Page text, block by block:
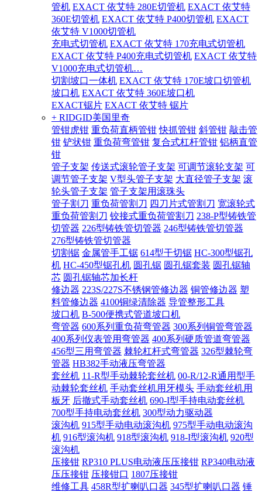
管机 EXACT 依艾特 280E切管机 EXACT 依艾特
360E切管机 EXACT 依艾特 P400切管机 EXACT
依艾特 V1000切管机
充电式切管机 EXACT 依艾特 170充电式切管机
EXACT 依艾特 P400充电式切管机 EXACT 依艾特
V1000充电式切管机…
切割坡口一体机 EXACT 依艾特 170E坡口切管机
坡口机 EXACT 依艾特 360E坡口机
EXACT锯片 EXACT 依艾特 锯片
+ RIDGID美国里奇
管钳虎钳 重负荷直柄管钳 快抓管钳 斜管钳 敲击管
钳 铲状钳 重负荷弯管钳 复合式杠杆管钳 铝柄直管
钳
管子支架 传送式滚轮管子支架 可调节滚轮支架 可
调节管子支架 V型头管子支架 大直径管子支架 滚
轮头管子支架 管子支架用滚珠头
管子割刀 重负荷管割刀 四刀片式管割刀 宽滚轮式
重负荷管割刀 铰接式重负荷管割刀 238-P型铸铁管
切管器 226型铸铁管切管器 246型铸铁管切管器
276型铸铁管切管器
切割锯 金属管手工锯 614型干切锯 HC-300型锯孔
机 HC-450型锯孔机 圆孔锯 圆孔锯套装 圆孔锯轴
芯 圆孔锯轴芯加长杆
修边器 223S/227S不锈钢管修边器 铜管修边器 塑
料管修边器 4100铜绿清除器 导管整形工具
坡口机 B-500便携式管道坡口机
弯管器 600系列重负荷弯管器 300系列铜管弯管器
400系列仪表管用弯管器 400系列硬质管道弯管器
456型三用弯管器 棘轮杠杆式弯管器 326型棘轮弯
管器 HB382手动液压弯管器
套丝机 11-R型手动棘轮套丝机 00-R/12-R通用型手
动棘轮套丝机 手动套丝机用牙模头 手动套丝机用
板牙 后撤式手动套丝机 690-I型手持电动套丝机
700型手持电动套丝机 300型动力驱动器
滚沟机 915型手动电动滚沟机 975型手动电动滚沟
机 916型滚沟机 918型滚沟机 918-I型滚沟机 920型
滚沟机
压接钳 RP310 PLUS电动液压压接钳 RP340电动液
压压接钳 压接钳口 1807压接钳
维修工具 458R型扩喇叭口器 345型扩喇叭口器 锤